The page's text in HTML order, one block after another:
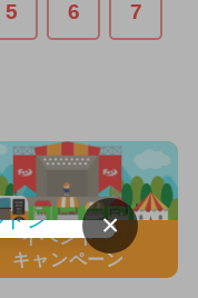
5 6 7
イベント・
キャンペーン
×